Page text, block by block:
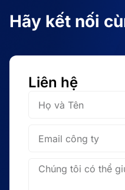
Hãy kết nối
Liên hệ